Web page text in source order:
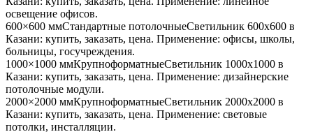
освещение офисов.
600×600 ммСтандартные потолочныеСветильник 600x600 в
Казани: купить, заказать, цена. Применение: офисы, школы,
больницы, госучреждения.
1000×1000 ммКрупноформатныеСветильник 1000x1000 в
Казани: купить, заказать, цена. Применение: дизайнерские
потолочные модули.
2000×2000 ммКрупноформатныеСветильник 2000x2000 в
Казани: купить, заказать, цена. Применение: световые
потолки, инсталляции.